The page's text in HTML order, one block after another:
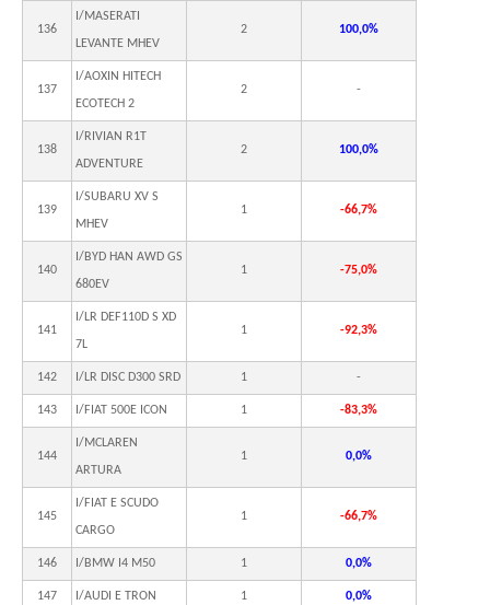
136
I/MASERATI
LEVANTE MHEV
2 100,0%
137
I/AOXIN HITECH
ECOTECH 2
2 -
138
I/RIVIAN R1T
ADVENTURE
2 100,0%
139
I/SUBARU XV S
MHEV
1 -66,7%
140
I/BYD HAN AWD GS
680EV
1 -75,0%
141
I/LR DEF110D S XD
7L
1 -92,3%
142 I/LR DISC D300 SRD 1 -
143 I/FIAT 500E ICON 1 -83,3%
144
I/MCLAREN
ARTURA
1 0,0%
145
I/FIAT E SCUDO
CARGO
1 -66,7%
146 I/BMW I4 M50 1 0,0%
147 I/AUDI E TRON 1 0,0%